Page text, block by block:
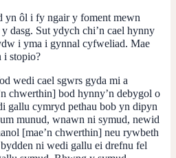
yn ôl i fy ngair y foment mewn
dasg. Sut ydych chi’n cael hynny
i yma i gynnal cyfweliad. Mae
stopio?
wedi cael sgwrs gyda mi a
chwerthin] bod hynny’n debygol o
gallu cymryd pethau bob yn dipyn
munud, wnawn ni symud, newid
[mae’n chwerthin] neu rywbeth
ni wedi gallu ei drefnu fel